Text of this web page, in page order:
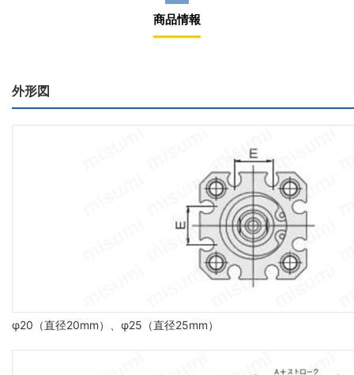
商品情報
外形図
φ20（直径20mm）、φ25（直径25mm）